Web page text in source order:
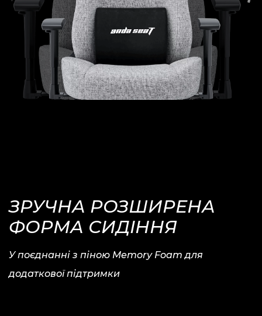
ЗРУЧНА РОЗШИРЕНА
ФОРМА СИДІННЯ
У поєднанні з піною Memory Foam для
додаткової підтримки